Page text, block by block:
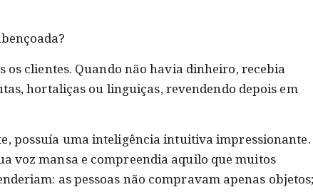
os clientes. Quando não havia dinheiro, recebia
hortaliças ou linguiças, revendendo depois em
possuía uma inteligência intuitiva impressionante.
voz mansa e compreendia aquilo que muitos
as pessoas não compravam apenas